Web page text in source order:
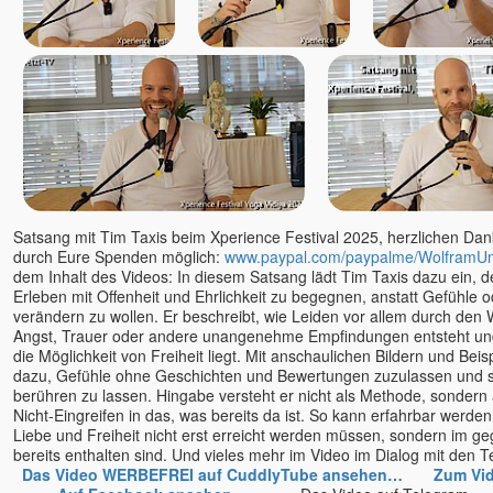
Mario Hirt
Marlon
Marta Soraya
Martin Erdmann
Martina Gallmetzer
Mayakarina Karin Gerlach
Meike Schütt
Michael Barnett †
Michael Roads
Moksha
Mooji
Muni
Nabala
Nada
Naho Owada
Narada
Neeru
Niina
Satsang mit Tim Taxis beim Xperience Festival 2025, herzlichen
durch Eure Spenden möglich: www.paypal.com/paypalme/
dem Inhalt des Videos: In diesem Satsang lädt Tim Taxis dazu ein,
Erleben mit Offenheit und Ehrlichkeit zu begegnen, anstatt Gefühle
verändern zu wollen. Er beschreibt, wie Leiden vor allem durch den
Angst, Trauer oder andere unangenehme Empfindungen entsteht
die Möglichkeit von Freiheit liegt. Mit anschaulichen Bildern und
dazu, Gefühle ohne Geschichten und Bewertungen zuzulassen und
berühren zu lassen. Hingabe versteht er nicht als Methode,
Nicht-Eingreifen in das, was bereits da ist. So kann erfahrbar
Liebe und Freiheit nicht erst erreicht werden müssen, sondern im
bereits enthalten sind. Und vieles mehr im Video im Dialog mit
Das Video WERBEFREI auf CuddlyTube ansehen…
Zum